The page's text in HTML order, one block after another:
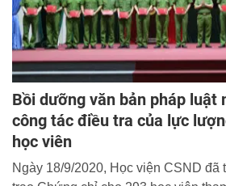
Bồi dưỡng văn bản pháp luật
công tác điều tra của lực
học viên
Ngày 18/9/2020, Học viện CSND đã